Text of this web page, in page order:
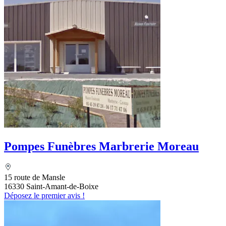
Pompes Funèbres Marbrerie Moreau
15 route de Mansle
16330 Saint-Amant-de-Boixe
Déposez le premier avis !